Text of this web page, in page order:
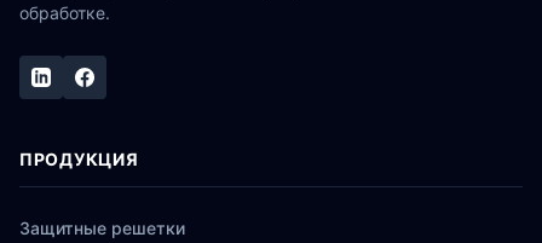
обработке.
ПРОДУКЦИЯ
Защитные решетки